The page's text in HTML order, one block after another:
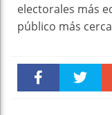
electorales más
público más